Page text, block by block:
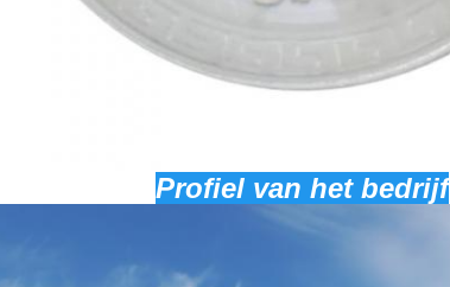
Profiel van het bedrijf